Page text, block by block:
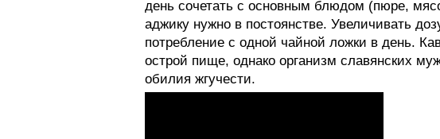
день сочетать с основным блюдом (пюре,
аджику нужно в постоянстве. Увеличивать
потребление с одной чайной ложки в день.
острой пище, однако организм славянских
обилия жгучести.